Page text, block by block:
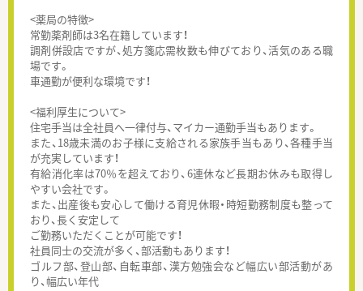
<薬局の特徴>
常勤薬剤師は3名在籍しています！
調剤併設店ですが、処方箋応需枚数も伸びており、活気のある職
場です。
車通勤が便利な環境です！
<福利厚生について>
住宅手当は全社員へ一律付与、マイカー通勤手当もあります。
また、18歳未満のお子様に支給される家族手当もあり、各種手当
が充実しています！
有給消化率は70％を超えており、6連休など長期お休みも取得し
やすい会社です。
また、出産後も安心して働ける育児休暇・時短勤務制度も整って
おり、長く安定して
ご勤務いただくことが可能です！
社員同士の交流が多く、部活動もあります！
ゴルフ部、登山部、自転車部、漢方勉強会など幅広い部活動があ
り、幅広い年代